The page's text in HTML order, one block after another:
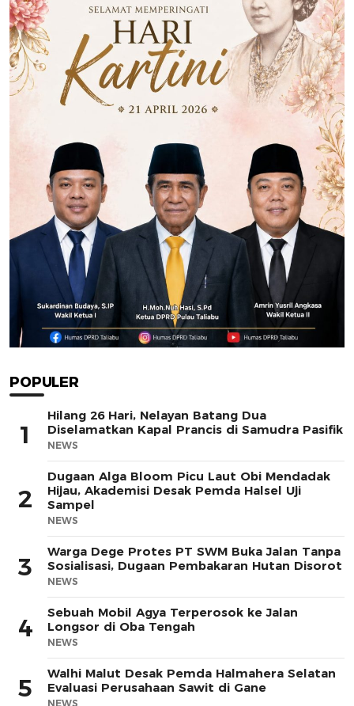
POPULER
1
Hilang 26 Hari, Nelayan Batang Dua
Diselamatkan Kapal Prancis di Samudra Pasifik
NEWS
2
Dugaan Alga Bloom Picu Laut Obi Mendadak
Hijau, Akademisi Desak Pemda Halsel Uji
Sampel
NEWS
3
Warga Dege Protes PT SWM Buka Jalan Tanpa
Sosialisasi, Dugaan Pembakaran Hutan Disorot
NEWS
4
Sebuah Mobil Agya Terperosok ke Jalan
Longsor di Oba Tengah
NEWS
5
Walhi Malut Desak Pemda Halmahera Selatan
Evaluasi Perusahaan Sawit di Gane
NEWS